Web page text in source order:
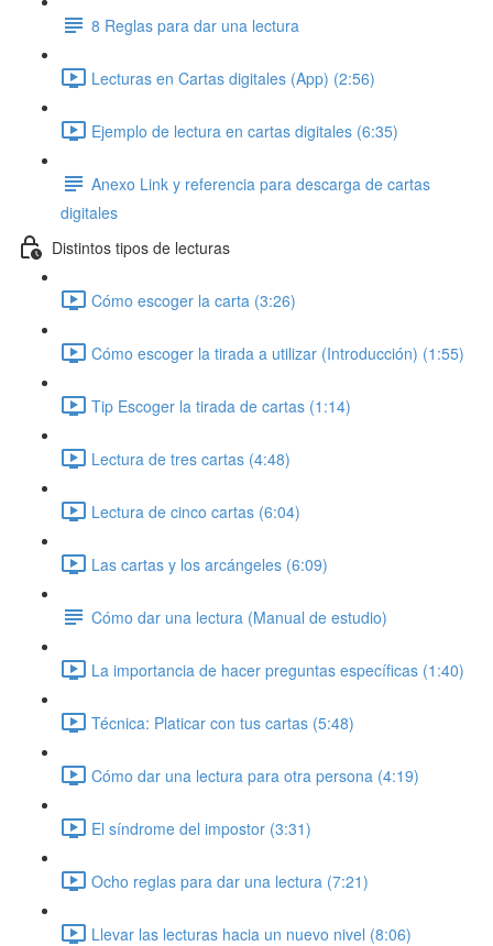
8 Reglas para dar una lectura
Lecturas en Cartas digitales (App) (2:56)
Ejemplo de lectura en cartas digitales (6:35)
Anexo Link y referencia para descarga de cartas
digitales
Distintos tipos de lecturas
Cómo escoger la carta (3:26)
Cómo escoger la tirada a utilizar (Introducción) (1:55)
Tip Escoger la tirada de cartas (1:14)
Lectura de tres cartas (4:48)
Lectura de cinco cartas (6:04)
Las cartas y los arcángeles (6:09)
Cómo dar una lectura (Manual de estudio)
La importancia de hacer preguntas específicas (1:40)
Técnica: Platicar con tus cartas (5:48)
Cómo dar una lectura para otra persona (4:19)
El síndrome del impostor (3:31)
Ocho reglas para dar una lectura (7:21)
Llevar las lecturas hacia un nuevo nivel (8:06)